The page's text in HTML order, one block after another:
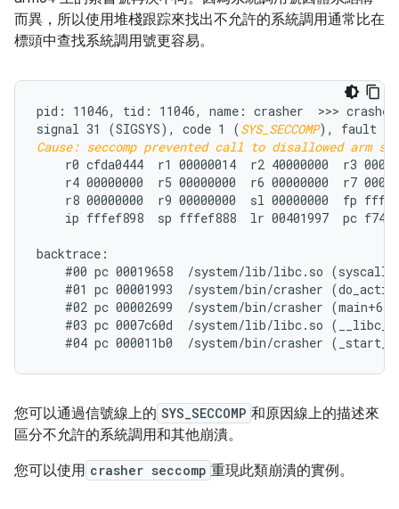
而異，所以使用堆棧跟踪來找出不允許的系統調用通常比在
標頭中查找系統調用號更容易。
pid: 11046, tid: 11046, name: crasher  >>> crasher
signal 31 (SIGSYS), code 1 (SYS_SECCOMP
Cause: seccomp prevented call to disallowed arm
r0 cfda0444  r1 00000014  r2 40000000  r3
r4 00000000  r5 00000000  r6 00000000  r7
r8 00000000  r9 00000000  sl 00000000  fp
ip fffef898  sp fffef888  lr 00401997  pc
backtrace:
#00 pc 00019658  /system/lib/libc.so
#01 pc 00001993  /system/bin/crasher
    #02 pc 00002699  /system/bin/crasher (main+68)
#03 pc 0007c60d  /system/lib/libc.so
您可以通過信號線上的 SYS_SECCOMP 和原因線上的描述來
區分不允許的系統調用和其他崩潰。
您可以使用 crasher seccomp 重現此類崩潰的實例。